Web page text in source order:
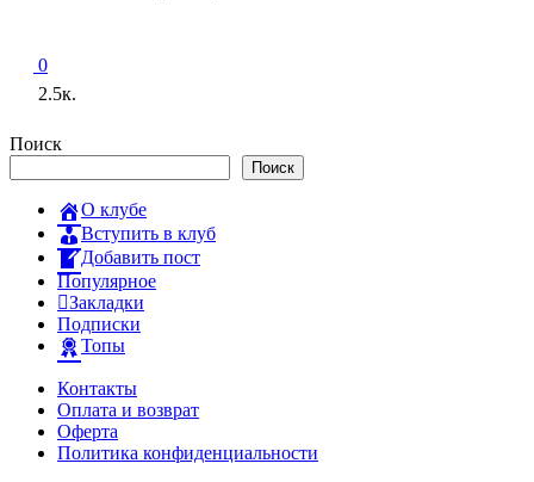
0
2.5к.
Поиск
Поиск
О клубе
Вступить в клуб
Добавить пост
Популярное
Закладки
Подписки
Топы
Контакты
Оплата и возврат
Оферта
Политика конфиденциальности